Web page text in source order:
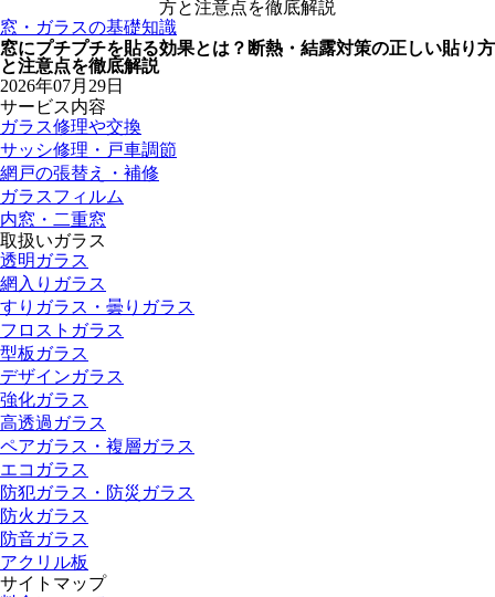
窓・ガラスの基礎知識
窓にプチプチを貼る効果とは？断熱・結露対策の正しい貼り方
と注意点を徹底解説
2026年07月29日
サービス内容
ガラス修理や交換
サッシ修理・戸車調節
網戸の張替え・補修
ガラスフィルム
内窓・二重窓
取扱いガラス
透明ガラス
網入りガラス
すりガラス・曇りガラス
フロストガラス
型板ガラス
デザインガラス
強化ガラス
高透過ガラス
ペアガラス・複層ガラス
エコガラス
防犯ガラス・防災ガラス
防火ガラス
防音ガラス
アクリル板
サイトマップ